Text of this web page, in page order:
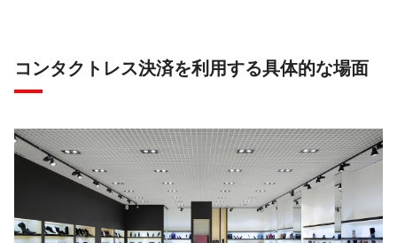
コンタクトレス決済を利用する具体的な場面